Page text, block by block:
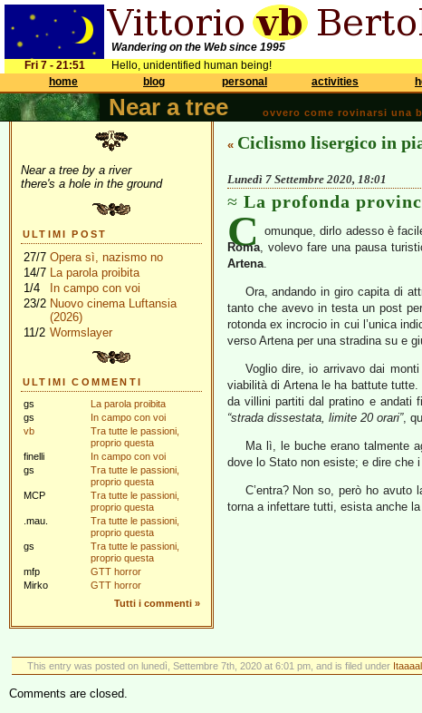
Wandering on the Web since 1995
Fri 7 - 21:51
Hello, unidentified human being!
home
blog personal activities
Near a tree ovvero come rovinarsi una
Near a tree by a river
there's a hole in the ground
ULTIMI POST
27/7 Opera sì, nazismo no
14/7 La parola proibita
1/4
In campo con voi
23/2 Nuovo cinema Luftansia
(2026)
11/2 Wormslayer
ULTIMI COMMENTI
gs
La parola proibita
gs
In campo con voi
vb
Tra tutte le passioni,
proprio questa
finelli
In campo con voi
gs
Tra tutte le passioni,
proprio questa
MCP
Tra tutte le passioni,
proprio questa
.mau.
Tra tutte le passioni,
proprio questa
gs
Tra tutte le passioni,
proprio questa
mfp
GTT horror
Mirko
GTT horror
Tutti i commenti »
« Ciclismo lisergico in
Lunedì 7 Settembre 2020, 18:01
La profonda
C omunque, dirlo adesso è
Roma, volevo fare una pausa
Artena.
Ora, andando in giro capita di
tanto che avevo in testa un post
rotonda ex incrocio in cui l’unica
verso Artena per una stradina su e
Voglio dire, io arrivavo dai
viabilità di Artena le ha battute
da villini partiti dal pratino e andati
“strada dissestata, limite 20 orari”,
Ma lì, le buche erano talmente
dove lo Stato non esiste; e dire che
C’entra? Non so, però ho
torna a infettare tutti, esista anche
This entry was posted on lunedì, Settembre 7th, 2020 at 6:01 pm, and is filed under
Comments are closed.